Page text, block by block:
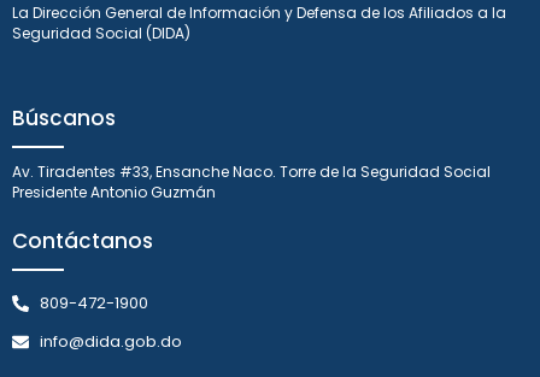
La Dirección General de Información y Defensa de los Afiliados a la
Seguridad Social (DIDA)
Búscanos
Av. Tiradentes #33, Ensanche Naco. Torre de la Seguridad Social
Presidente Antonio Guzmán
Contáctanos
809-472-1900
info@dida.gob.do